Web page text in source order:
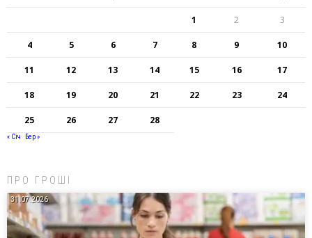
1 2 3
4 5 6 7 8 9 10
11 12 13 14 15 16 17
18 19 20 21 22 23 24
25 26 27 28
« Січ Бер »
ПРО ГРОШІ
31.07.2026